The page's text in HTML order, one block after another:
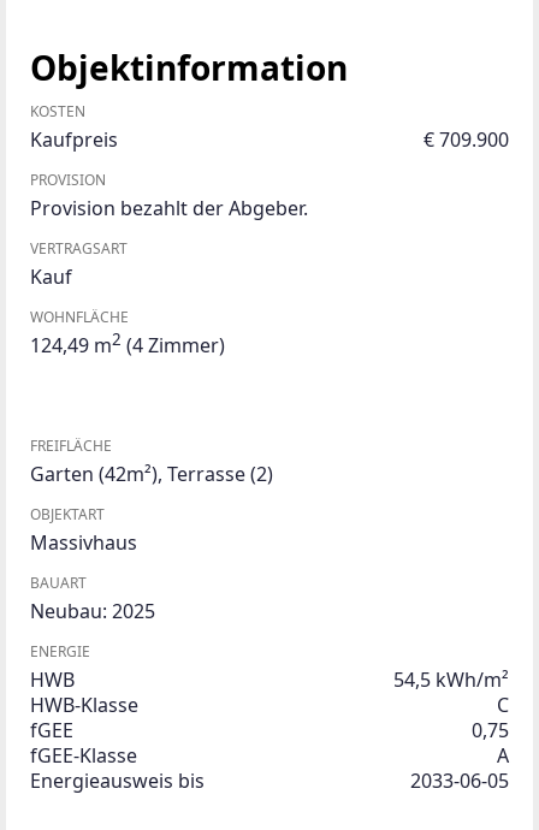
Objektinformation
KOSTEN
Kaufpreis € 709.900
PROVISION
Provision bezahlt der Abgeber.
VERTRAGSART
Kauf
WOHNFLÄCHE
124,49 m2 (4 Zimmer)
FREIFLÄCHE
Garten (42m²), Terrasse(2)
OBJEKTART
Massivhaus
BAUART
Neubau: 2025
ENERGIE
HWB
54,5 kWh/m²
HWB-Klasse
C
fGEE
0,75
fGEE-Klasse
A
Energieausweis bis
2033-06-05